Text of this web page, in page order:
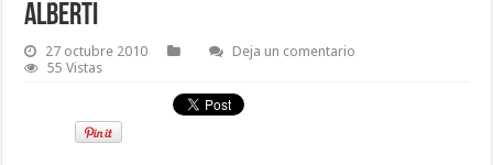
alberti
27 octubre 2010
Deja un comentario
55 Vistas